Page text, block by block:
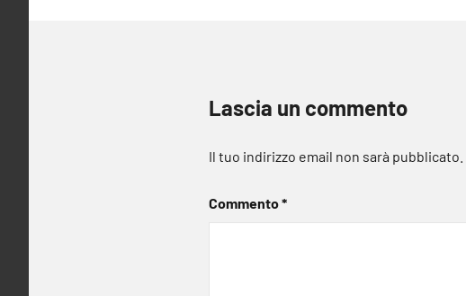
Lascia un commento
Il tuo indirizzo email non sarà pubblicato.
Commento*